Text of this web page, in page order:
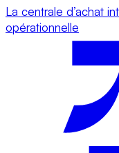
La centrale d’achat
opérationnelle